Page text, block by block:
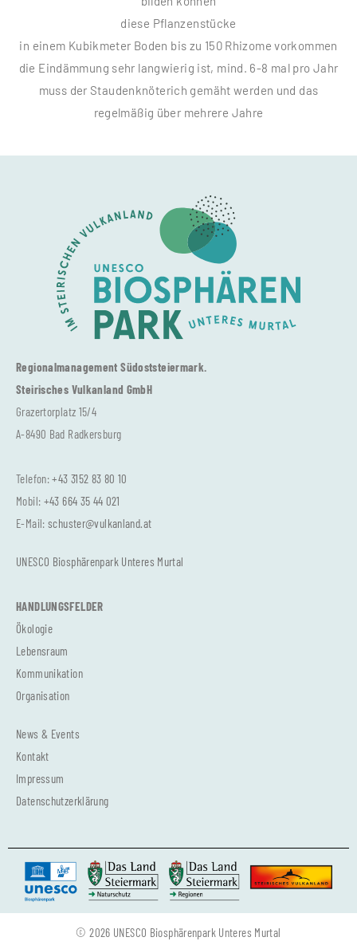
diese Pflanzenstücke
in einem Kubikmeter Boden bis zu 150 Rhizome vorkommen
die Eindämmung sehr langwierig ist, mind. 6-8 mal pro Jahr
muss der Staudenknöterich gemäht werden und das
regelmäßig über mehrere Jahre
Regionalmanagement Südoststeiermark.
Steirisches Vulkanland GmbH
Grazertorplatz 15/4
A-8490 Bad Radkersburg
Telefon:+43 3152 83 80 10
Mobil: +43 664 35 44 021
E-Mail: schuster@vulkanland.at
UNESCO Biosphärenpark Unteres Murtal
HANDLUNGSFELDER
Ökologie
Lebensraum
Kommunikation
Organisation
News & Events
Kontakt
Impressum
Datenschutzerklärung
© 2026 UNESCO Biosphärenpark Unteres Murtal